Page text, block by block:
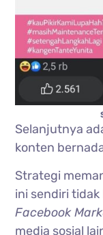
Selanjutnya
konten
Strategi
ini sendiri
Facebook
media sosial